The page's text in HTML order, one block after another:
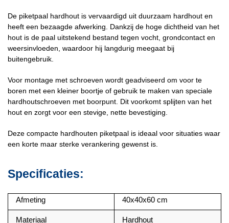
De piketpaal hardhout is vervaardigd uit duurzaam hardhout en
heeft een bezaagde afwerking. Dankzij de hoge dichtheid van het
hout is de paal uitstekend bestand tegen vocht, grondcontact en
weersinvloeden, waardoor hij langdurig meegaat bij
buitengebruik.
Voor montage met schroeven wordt geadviseerd om voor te
boren met een kleiner boortje of gebruik te maken van speciale
hardhoutschroeven met boorpunt. Dit voorkomt splijten van het
hout en zorgt voor een stevige, nette bevestiging.
Deze compacte hardhouten piketpaal is ideaal voor situaties waar
een korte maar sterke verankering gewenst is.
Specificaties:
Afmeting 40x40x60 cm
Materiaal Hardhout